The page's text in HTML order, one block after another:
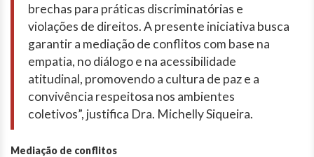
brechas para práticas discriminatórias e
violações de direitos. A presente iniciativa busca
garantir a mediação de conflitos com base na
empatia, no diálogo e na acessibilidade
atitudinal, promovendo a cultura de paz e a
convivência respeitosa nos ambientes
coletivos”, justifica Dra. Michelly Siqueira.
Mediação de conflitos